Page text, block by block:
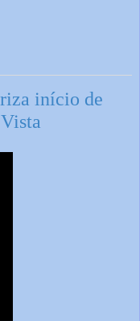
início de